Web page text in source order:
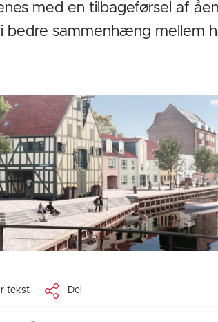
med en tilbageførsel af
bedre sammenhæng mellem
tekst Del